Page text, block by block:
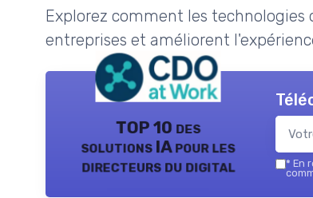
Explorez comment les
entreprises et améliorent
TOP 10 des
solutions IA pour les
directeurs du digital
* En